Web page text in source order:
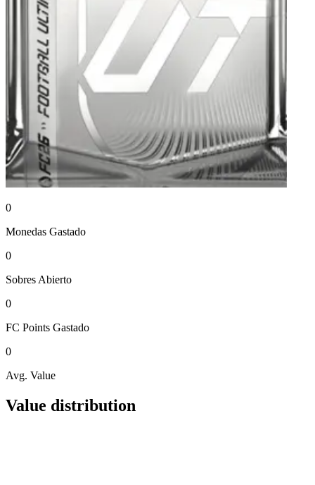
0
Monedas Gastado
0
Sobres Abierto
0
FC Points Gastado
0
Avg. Value
Value distribution